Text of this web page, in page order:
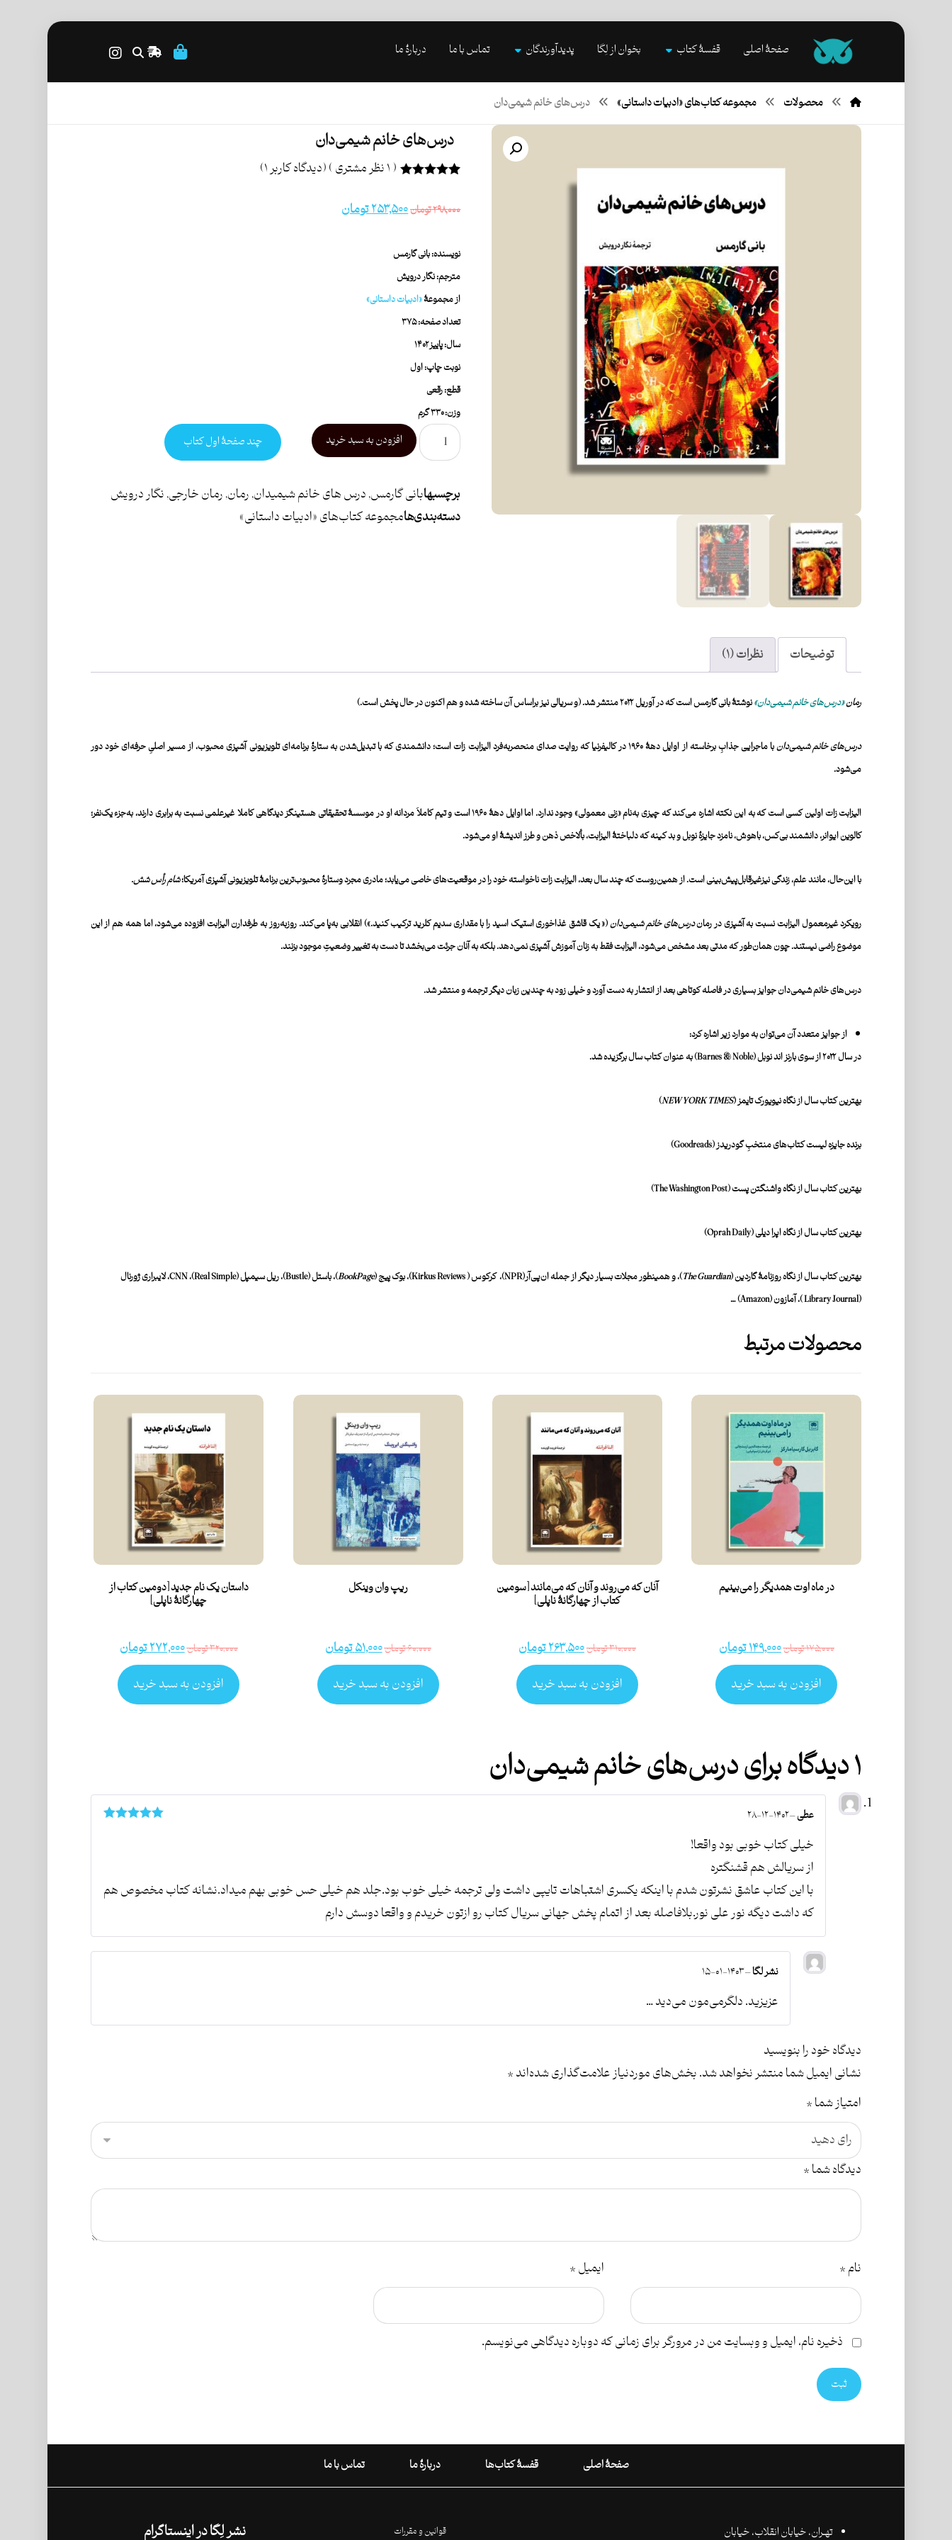
صفحۀ اصلی قفسۀ کتاب بخوان از لِگا پدیدآورندگان تماس با ما دربارۀ ما
محصولات مجموعه کتاب‌های «ادبیات داستانی» درس‌های خانم شیمی‌دان
درس‌های خانم شیمی‌دان
امتیازدهی
( ۱ نظر مشتری ) (دیدگاه کاربر۱)
۲۹۸,۰۰۰تومان۲۵۳,۵۰۰تومان
نویسنده: بانی گارمس
مترجم: نگار درویش
از مجموعۀ«ادبیات داستانی»
تعداد صفحه: ۳۷۵
سال: پاییز ۱۴۰۲
نوبت چاپ: اول
قطع: رقعی
وزن: ۳۳۰ گرم
افزودن به سبد خرید چند صفحۀ اول کتاب
برچسبهابانی گارمس,درس های خانم شیمیدان,رمان,رمان خارجی,نگار درویش
دسته بندی هامجموعه کتاب‌های «ادبیات داستانی»
توضیحات نظرات (۱)
رمان«درس‌های خانم شیمی‌دان»نوشتۀ بانی گارمس است کهدر آوریل۲۰۲۲منتشر شد. (و سریالی نیز براساس آن ساخته شده و هم اکنون در حال پخش است.)
درس‌های خانم شیمی‌دان
با ماجرایی جذابِ برخاسته از اوایل دهۀ ۱۹۶۰ در کالیفرنیا که روایت‌ صدای منحصربه‌فرد الیزابت زات است؛ دانشمندی که با تبدیل‌شدن به ستارۀ برنامه‌ای تلویزیونی آشپزی محبوب، از مسیر اصلیِ حرفه‌ای خود دور
می‌شود.
الیزابت زات اولین کسی است که به این نکته اشاره می‌کند که چیزی به‌نام «زنی معمولی» وجود ندارد. اما اوایل دهۀ ۱۹۶۰ است و تیم کاملاَ مردانه او در موسسۀ تحقیقاتی هستینگز دیدگاهی کاملا غیرعلمی نسبت به برابری دارند، به‌جزء یک‌نفر؛
کالوین ایوانر، دانشمند بی‌کس، باهوش، نامزدجایزۀ نوبلو بد کینه که دلباختۀ الیزابت، بألاخص ذهن و طرز اندیشۀ او می‌شود.
با این‌حال، مانند علم، زندگی نیزغیرقابل‌پیش‌بینی است. از همین‌روست که چند سال بعد، الیزابت زات ناخواسته ‌خود را در موقعیت‌های خاصی می‌یابد؛ مادری مجرد وستارۀ محبوب‌ترین برنامۀ تلویزیونی آشپزی آمریکا؛شام ‌‌رأس‌ شش.
رویکرد غیرمعمول الیزابت نسبت به آشپزی دررماندرس‌های خانم شیمی‌دان(« یک قاشق غذاخوری استیک اسید را با مقداری سدیم کلرید ترکیب کنید.») انقلابی به‌پا می‌کند. روزبه‌روز به طرفدارن الیزابت افزوده می‌شود، اما همه هم از این
موضوع راضی نیستند. چون همان‌طور که مدتی بعد مشخص می‌شود، الیزابت فقط به زنان آموزش آشپزی نمی‌دهد. بلکه به آنان جرئت می‌بخشد تا دست به تغییر وضعیتِ موجود بزنند.
درس‌های خانم شیمی‌دانجوایز بسیاری در فاصله کوتاهی بعد از انتشار به دست آورد و خیلی زود به چندین زبان دیگر ترجمه و منتشر شد.
از جوایز متعدد آن می‌توان به موارد زیر اشاره کرد:
در سال ۲۰۲۲ از سوی بارنز اند نوبل (
Barnes & Noble) به عنوان کتاب سال برگزیده شد.
بهترین کتاب سال از نگاهنیویورک تایمز (NEW YORK TIMES
)
برنده جایزه لیست کتاب‌های منتخبِ گودریدز (Goodreads
)
بهترین کتاب سال از نگاه واشنگتن پست (The Washington Post
)
بهترین کتاب سال از نگاهاپرا دیلی (Oprah Daily
)
بهترین کتاب سال از نگاه روزنامۀگاردین (The Guardian
)،و همینطور مجلات بسیار دیگر از جملهان‌پی‌آر(
NPR
)، کرکوس (Kirkus Reviews)، بوک پیج (BookPage)، باستل (Bustle)، ریل سیمپل(Real Simple)،CNN،لایبراری ژورنال
(
Library Journal)،‌ آمازون (Amazon
)
…
محصولات مرتبط
در ماه اوت همدیگر را می‌‌بینیم
۱۷۵,۰۰۰تومان۱۴۹,۰۰۰تومان
افزودن به سبد خرید
آنان که می‌روند و آنان که می‌مانند [سومین
کتاب از چهارگانۀ ناپلی]
۳۱۰,۰۰۰تومان۲۶۳,۵۰۰تومان
افزودن به سبد خرید
ریپ وان وینکل
۶۰,۰۰۰تومان۵۱,۰۰۰تومان
افزودن به سبد خرید
داستان یک نام جدید [دومین کتاب از
چهارگانۀ ناپلی]
۳۲۰,۰۰۰تومان۲۷۲,۰۰۰تومان
افزودن به سبد خرید
۱ دیدگاه برای درس‌های خانم شیمی‌دان
عطی–۱۴۰۲-۱۲-۲۸
خیلی کتاب خوبی بود واقعا!
از سریالش هم قشنگتره
با این کتاب عاشق نشرتون شدم با اینکه یکسری اشتباهات تایپی داشت ولی ترجمه خیلی خوب بود.جلد هم خیلی حس خوبی بهم میداد.نشانه کتاب مخصوص هم
که داشت دیگه نور علی نور.بلافاصله بعد از اتمام پخش جهانی سریال کتاب رو ازتون خریدم و واقعا دوسش دارم
نشر لگا–۱۴۰۳-۰۱-۱۵
عزیزید. دلگرمی‌مون می‌دید …
دیدگاه خود را بنویسید
نشانی ایمیل شما منتشر نخواهد شد.بخش‌های موردنیاز علامت‌گذاری شده‌اند*
امتیاز شما*
دیدگاه شما*
نام* ایمیل*
ذخیره نام، ایمیل و وبسایت من در مرورگر برای زمانی که دوباره دیدگاهی می‌نویسم.
ثبت
صفحۀ اصلی قفسۀ کتاب‌ها دربارۀ ما تماس با ما
تهـران،‌ خیابان انقلاب، خیابان قوانین و مقررات نشر لِگا در اینستاگرام